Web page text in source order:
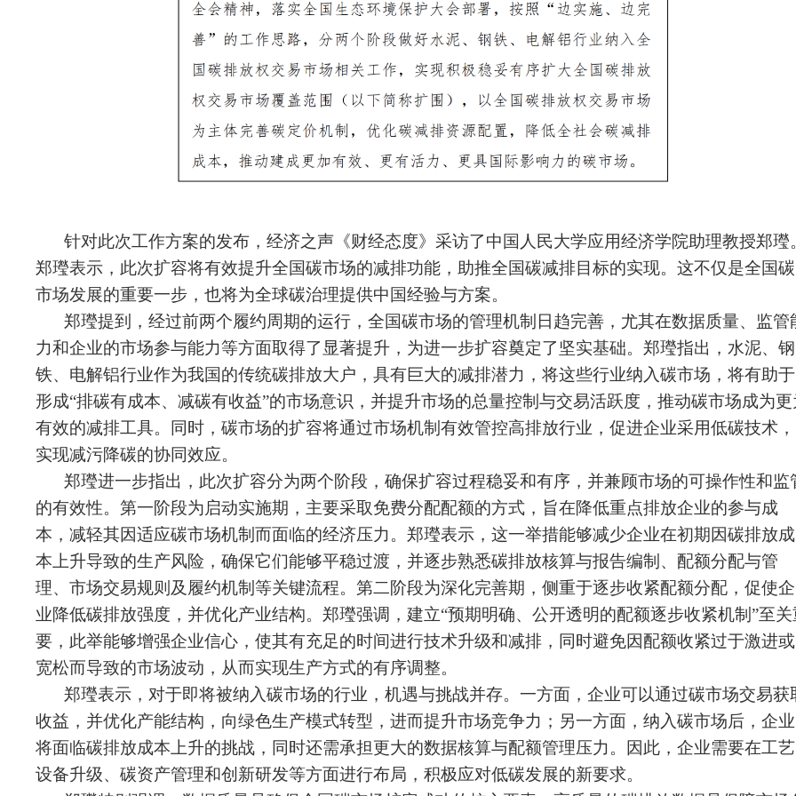
针对此次工作方案的发布，经济之声《财经态度》采访了中国人民大学应用经济学院助理教授郑㼆
郑㼆表示，此次扩容将有效提升全国碳市场的减排功能，助推全国碳减排目标的实现。这不仅是全国碳
市场发展的重要一步，也将为全球碳治理提供中国经验与方案。
郑㼆提到，经过前两个履约周期的运行，全国碳市场的管理机制日趋完善，尤其在数据质量、监管
力和企业的市场参与能力等方面取得了显著提升，为进一步扩容奠定了坚实基础。郑㼆指出，水泥、钢
铁、电解铝行业作为我国的传统碳排放大户，具有巨大的减排潜力，将这些行业纳入碳市场，将有助于
形成“排碳有成本、减碳有收益”的市场意识，并提升市场的总量控制与交易活跃度，推动碳市场成为
有效的减排工具。同时，碳市场的扩容将通过市场机制有效管控高排放行业，促进企业采用低碳技术，
实现减污降碳的协同效应。
郑㼆进一步指出，此次扩容分为两个阶段，确保扩容过程稳妥和有序，并兼顾市场的可操作性和监
的有效性。第一阶段为启动实施期，主要采取免费分配配额的方式，旨在降低重点排放企业的参与成
本，减轻其因适应碳市场机制而面临的经济压力。郑㼆表示，这一举措能够减少企业在初期因碳排放成
本上升导致的生产风险，确保它们能够平稳过渡，并逐步熟悉碳排放核算与报告编制、配额分配与管
理、市场交易规则及履约机制等关键流程。第二阶段为深化完善期，侧重于逐步收紧配额分配，促使企
业降低碳排放强度，并优化产业结构。郑㼆强调，建立“预期明确、公开透明的配额逐步收紧机制”至
要，此举能够增强企业信心，使其有充足的时间进行技术升级和减排，同时避免因配额收紧过于激进或
宽松而导致的市场波动，从而实现生产方式的有序调整。
郑㼆表示，对于即将被纳入碳市场的行业，机遇与挑战并存。一方面，企业可以通过碳市场交易获
收益，并优化产能结构，向绿色生产模式转型，进而提升市场竞争力；另一方面，纳入碳市场后，企业
将面临碳排放成本上升的挑战，同时还需承担更大的数据核算与配额管理压力。因此，企业需要在工艺
设备升级、碳资产管理和创新研发等方面进行布局，积极应对低碳发展的新要求。